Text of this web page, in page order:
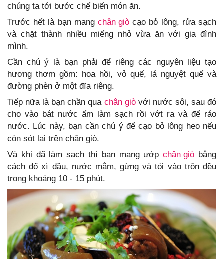
chúng ta tới bước chế biến món ăn.
Trước hết là bạn mang chân giò cạo bỏ lông, rửa sạch
và chặt thành nhiều miếng nhỏ vừa ăn với gia đình
mình.
Cần chú ý là bạn phải để riêng các nguyên liệu tạo
hương thơm gồm: hoa hồi, vỏ quế, lá nguyệt quế và
đường phèn ở một đĩa riêng.
Tiếp nữa là bạn chần qua chân giòvới nước sôi, sau đó
cho vào bát nước ấm làm sạch rồi vớt ra và để ráo
nước. Lúc này, bạn cần chú ý để cạo bỏ lông heo nếu
còn sót lại trên chân giò.
Và khi đã làm sạch thì bạn mang ướpchân giò bằng
cách đổ xì dầu, nước mắm, gừng và tỏi vào trộn đều
trong khoảng 10 - 15 phút.